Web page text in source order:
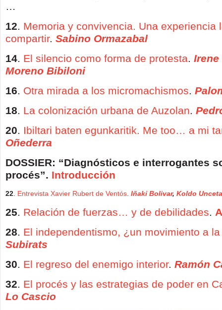
…
12. Memoria y convivencia. Una experiencia
compartir. Sabino Ormazabal
14. El silencio como forma de protesta. Irene
Moreno Bibiloni
16. Otra mirada a los micromachismos.
18. La colonización urbana de Auzolan.
20. Ibiltari baten egunkaritik. Me too… a mi
Oñederra
DOSSIER: “Diagnósticos e interrogantes
procés”. Introducción
22 Entrevista Xavier Rubert de Ventós Iñaki Bolivar, Koldo Unceta
25. Relación de fuerzas… y de debilidades.
28. El independentismo, ¿un movimiento a
Subirats
30. El regreso del enemigo interior. Ramón
32. El procés y las estrategias de poder en
Lo Cascio